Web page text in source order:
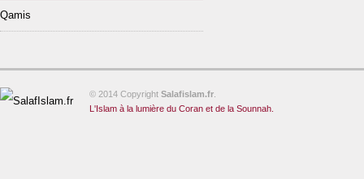
Qamis
© 2014 Copyright Salafislam.fr
L'Islam à la lumière du Coran et de la Sounnah.